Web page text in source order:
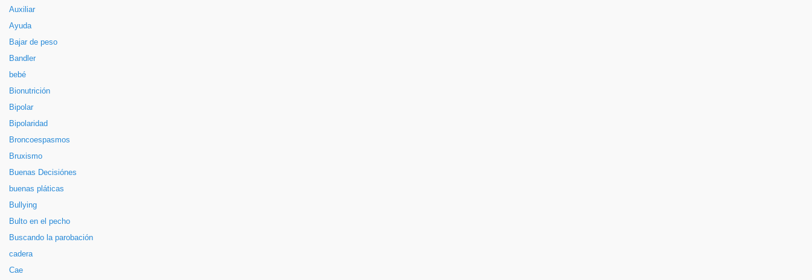
Auxiliar
Ayuda
Bajar de peso
Bandler
bebé
Bionutrición
Bipolar
Bipolaridad
Broncoespasmos
Bruxismo
Buenas Decisiónes
buenas pláticas
Bullying
Bulto en el pecho
Buscando la parobación
cadera
Cae